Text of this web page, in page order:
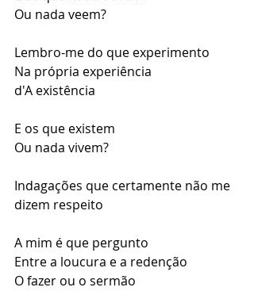
Ou nada veem?
Lembro-me do que experimento
Na própria experiência
d'A existência
E os que existem
Ou nada vivem?
Indagações que certamente não me
dizem respeito
A mim é que pergunto
Entre a loucura e a redenção
O fazer ou o sermão